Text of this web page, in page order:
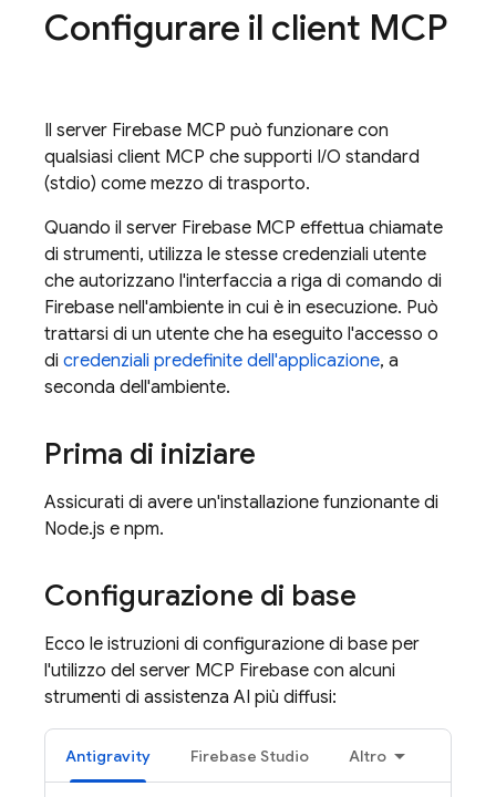
Configurare il client MCP
Il server Firebase MCP può funzionare con
qualsiasi client MCP che supporti I/O standard
(stdio) come mezzo di trasporto.
Quando il server Firebase MCP effettua chiamate
di strumenti, utilizza le stesse credenziali utente
che autorizzano l'interfaccia a riga di comando di
Firebase nell'ambiente in cui è in esecuzione. Può
trattarsi di un utente che ha eseguito l'accesso o
di credenziali predefinite dell'applicazione, a
seconda dell'ambiente.
Prima di iniziare
Assicurati di avere un'installazione funzionante di
Node.js e npm.
Configurazione di base
Ecco le istruzioni di configurazione di base per
l'utilizzo del server MCP Firebase con alcuni
strumenti di assistenza AI più diffusi:
Antigravity Firebase Studio Altro